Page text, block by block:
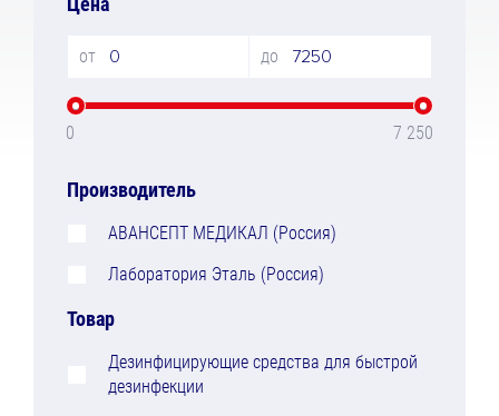
от до
0 7 250
Производитель
АВАНСЕПТ МЕДИКАЛ (Россия)
Лаборатория Эталь (Россия)
Товар
Дезинфицирующие средства для быстрой
дезинфекции